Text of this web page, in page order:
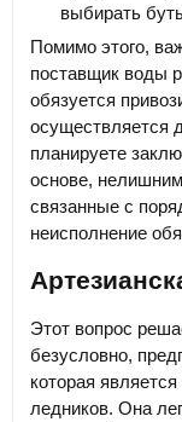
выбирать
Помимо этого,
поставщик воды
обязуется
осуществляется
планируете
основе,
связанные с
неисполнение
Этот вопрос
безусловно,
которая
ледников. Она